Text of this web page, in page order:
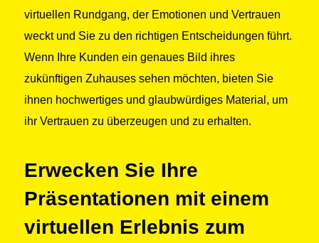
virtuellen Rundgang, der Emotionen und Vertrauen
weckt und Sie zu den richtigen Entscheidungen führt.
Wenn Ihre Kunden ein genaues Bild ihres
zukünftigen Zuhauses sehen möchten, bieten Sie
ihnen hochwertiges und glaubwürdiges Material, um
ihr Vertrauen zu überzeugen und zu erhalten.
Erwecken Sie Ihre
Präsentationen mit einem
virtuellen Erlebnis zum